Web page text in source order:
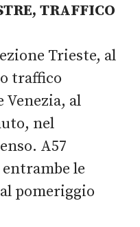
TRAFFICO
Trieste, al
traffico
al
nel
A57
le
pomeriggio